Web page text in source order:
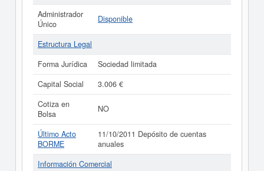
Administrador
Único
Disponible
Estructura Legal
Forma Jurídica
Sociedad limitada
Capital Social
3.006 €
Cotiza en
Bolsa
NO
Último Acto
BORME
11/10/2011 Depósito de cuentas
anuales
Información Comercial